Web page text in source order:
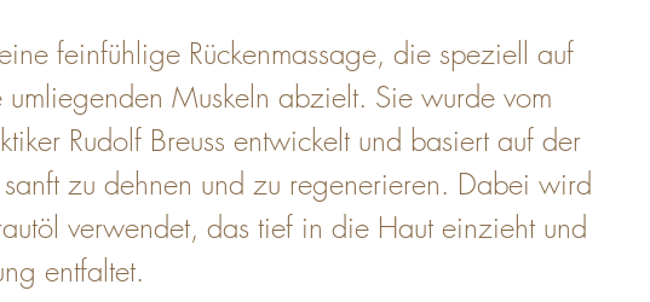
feinfühlige Rückenmassage, die speziell auf
Muskeln abzielt. Sie wurde vom
Rudolf Breuss entwickelt und basiert auf der
zu dehnen und zu regenerieren. Dabei wird
verwendet, das tief in die Haut einzieht und
entfaltet.